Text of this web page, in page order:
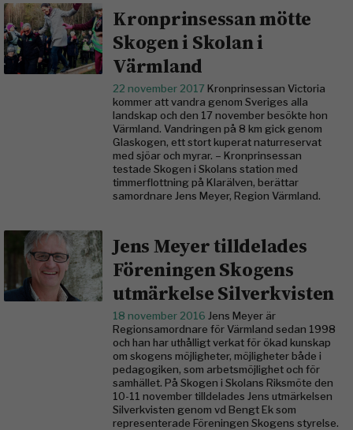
Kronprinsessan mötte
Skogen i Skolan i
Värmland
22 november 2017 Kronprinsessan Victoria
kommer att vandra genom Sveriges alla
landskap och den 17 november besökte hon
Värmland. Vandringen på 8 km gick genom
Glaskogen, ett stort kuperat naturreservat
med sjöar och myrar. – Kronprinsessan
testade Skogen i Skolans station med
timmerflottning på Klarälven, berättar
samordnare Jens Meyer, Region Värmland.
Jens Meyer tilldelades
Föreningen Skogens
utmärkelse Silverkvisten
18 november 2016 Jens Meyer är
Regionsamordnare för Värmland sedan 1998
och han har uthålligt verkat för ökad kunskap
om skogens möjligheter, möjligheter både i
pedagogiken, som arbetsmöjlighet och för
samhället. På Skogen i Skolans Riksmöte den
10-11 november tilldelades Jens utmärkelsen
Silverkvisten genom vd Bengt Ek som
representerade Föreningen Skogens styrelse.